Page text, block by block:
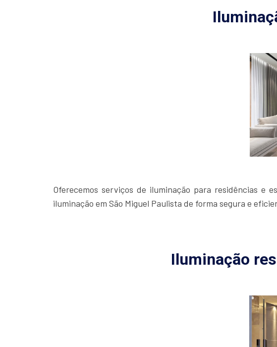
Oferecemos serviços de iluminação para residências e
iluminação em São Miguel Paulista de forma segura e
Iluminação